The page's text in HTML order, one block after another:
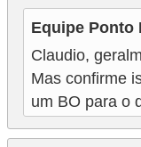
Equipe Ponto
Claudio,
Mas confirme
um BO para o